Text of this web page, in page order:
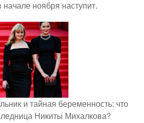
начале ноября наступит.
и тайная беременность: что
Никиты Михалкова?